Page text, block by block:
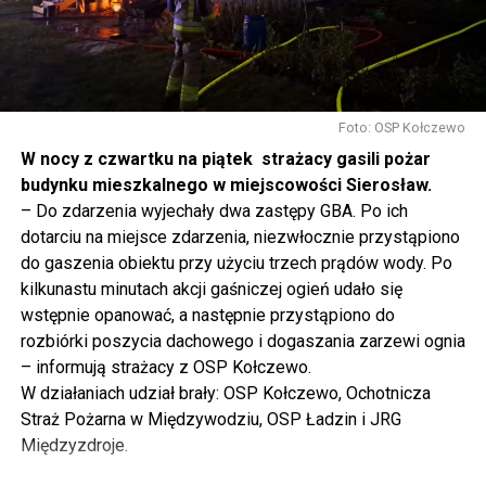
mówię, tutaj, na wyspie Wolin, na wyspie Uznam, Polska
się tutaj nie kończy, Polska się tutaj zaczyna.
Gdyby nie determinacja rządu Prawa i Sprawiedliwości,
to tunel pod Świną do dzisiaj byłby w sferze
projektowania i dyskusji. Ważny tutaj był wkład
samorządu, ale to rząd PiS podjął w tej sprawie
najważniejsze decyzje. Powstał dzięki ogromnej
determinacji rządu najpierw Pani Premier Beaty Szydło,
a następnie Pana Premiera Mateusza Morawieckiego.
Chciałbym podziękować Panu Premierowi za to jak
osobiście pilnował powstania tej inwestycji. Cieszymy
się, że turyści również korzystają z tunelu, cieszymy się,
że wśród tych 4 milionów samochodów, które
przejechały już otwartym tunelem w Świnoujściu,
przyjechało tutaj do nas tak wielu turystów z zagranicy
– powiedział Wiceprezes PiS Joachim Brudziński w
Foto: OSP Kołczewo
W nocy z czwartku na piątek strażacy gasili pożar
budynku mieszkalnego w miejscowości Sierosław.
– Do zdarzenia wyjechały dwa zastępy GBA. Po ich
dotarciu na miejsce zdarzenia, niezwłocznie przystąpiono
do gaszenia obiektu przy użyciu trzech prądów wody. Po
kilkunastu minutach akcji gaśniczej ogień udało się
wstępnie opanować, a następnie przystąpiono do
rozbiórki poszycia dachowego i dogaszania zarzewi ognia
– informują strażacy z OSP Kołczewo.
W działaniach udział brały: OSP Kołczewo, Ochotnicza
Straż Pożarna w Międzywodziu, OSP Ładzin i JRG
Międzyzdroje.